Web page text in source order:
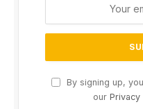
By signing up,
our Privacy